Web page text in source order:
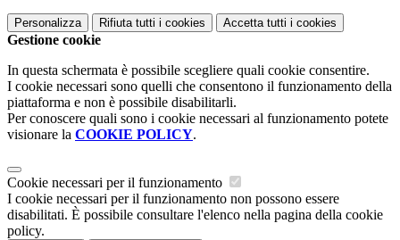
Personalizza Rifiuta tutti i cookies Accetta tutti i cookies
Gestione cookie
In questa schermata è possibile scegliere quali cookie consentire.
I cookie necessari sono quelli che consentono il funzionamento della
piattaforma e non è possibile disabilitarli.
Per conoscere quali sono i cookie necessari al funzionamento potete
visionare la COOKIE POLICY.
Cookie necessari per il funzionamento
I cookie necessari per il funzionamento non possono essere
disabilitati. È possibile consultare l'elenco nella pagina della cookie
policy.